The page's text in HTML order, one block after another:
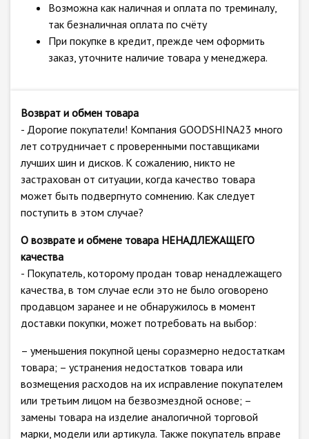
Возможна как наличная и оплата по треминалу,
так безналичная оплата по счёту
При покупке в кредит, прежде чем оформить
заказ, уточните наличие товара у менеджера.
Возврат и обмен товара
- Дорогие покупатели! Компания GOODSHINA23 много
лет сотрудничает с проверенными поставщиками
лучших шин и дисков. К сожалению, никто не
застрахован от ситуации, когда качество товара
может быть подвергнуто сомнению. Как следует
поступить в этом случае?
О возврате и обмене товара НЕНАДЛЕЖАЩЕГО
качества
- Покупатель, которому продан товар ненадлежащего
качества, в том случае если это не было оговорено
продавцом заранее и не обнаружилось в момент
доставки покупки, может потребовать на выбор:
– уменьшения покупной цены соразмерно недостаткам
товара; – устранения недостатков товара или
возмещения расходов на их исправление покупателем
или третьим лицом на безвозмездной основе; –
замены товара на изделие аналогичной торговой
марки, модели или артикула. Также покупатель вправе